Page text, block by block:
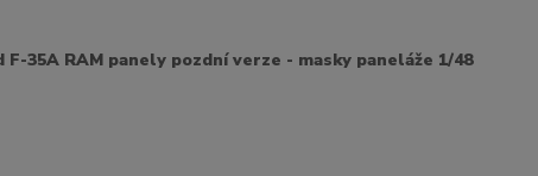
F-35A RAM panely pozdní verze - masky paneláže 1/48